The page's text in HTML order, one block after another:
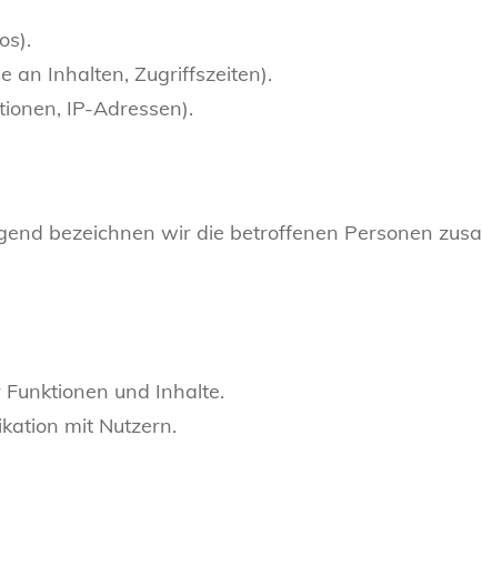
an Inhalten, Zugriffszeiten).
IP-Adressen).
bezeichnen wir die betroffenen Personen
und Inhalte.
mit Nutzern.